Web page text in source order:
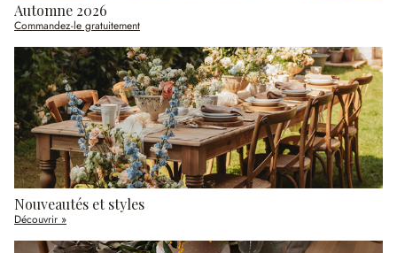
Automne 2026
Commandez-le gratuitement
Nouveautés et styles
Découvrir »